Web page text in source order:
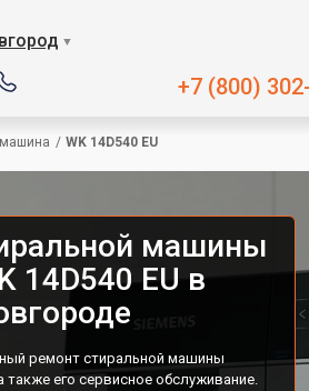
▼
+7 (800)
/ WK 14D540 EU
машины
14D540 EU в
ремонт стиральной машины
также его сервисное обслуживание.